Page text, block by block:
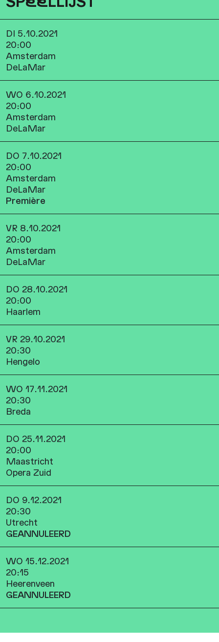
DI 5.10.2021
20:00
Amsterdam
DeLaMar
WO 6.10.2021
20:00
Amsterdam
DeLaMar
DO 7.10.2021
20:00
Amsterdam
DeLaMar
Première
VR 8.10.2021
20:00
Amsterdam
DeLaMar
DO 28.10.2021
20:00
Haarlem
VR 29.10.2021
20:30
Hengelo
WO 17.11.2021
20:30
Breda
DO 25.11.2021
20:00
Maastricht
Opera Zuid
DO 9.12.2021
20:30
Utrecht
GEANNULEERD
WO 15.12.2021
20:15
Heerenveen
GEANNULEERD